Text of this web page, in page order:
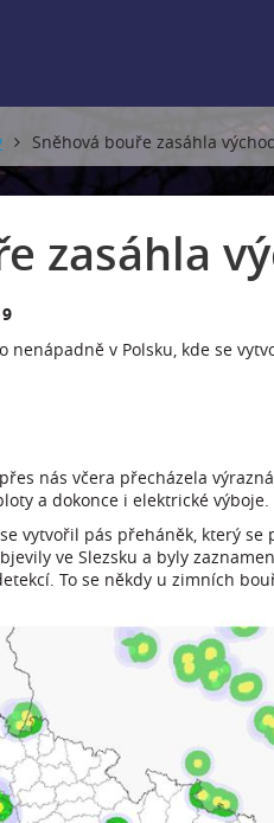
Sněhová bouře zasáhla
zasáhla
nenápadně v Polsku, kde se
nás včera přecházela
a dokonce i elektrické výboje.
vytvořil pás přeháněk, který
ve Slezsku a byly
To se někdy u zimních